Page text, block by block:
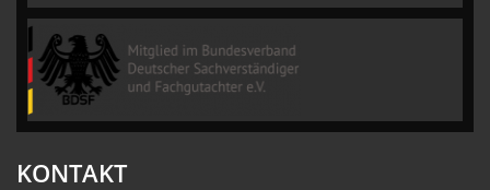
KONTAKT